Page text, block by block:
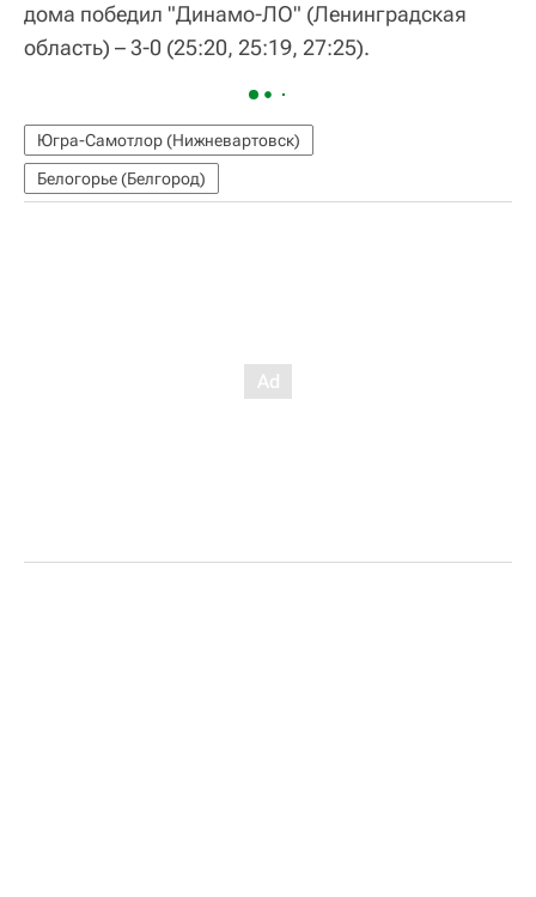
дома победил "Динамо-ЛО" (Ленинградская
область) – 3-0 (25:20, 25:19, 27:25).
Югра-Самотлор (Нижневартовск)
Белогорье (Белгород)